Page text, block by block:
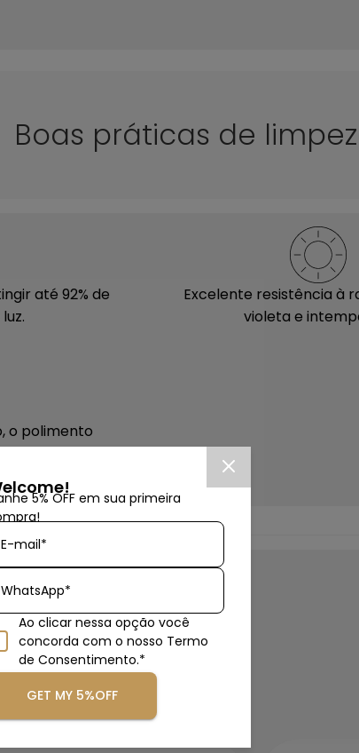
Boas práticas de
até 92% de
Excelente resistência à
violeta e
o polimento
nova.
esse
a limpeza
e macio.
Com outra flanela seca e
inicie a limpeza colocando
5% OFF em sua primeira
E-mail*
WhatsApp*
Ao clicar nessa opção você
concorda com o nosso Termo
de Consentimento.*
GET MY 5%OFF